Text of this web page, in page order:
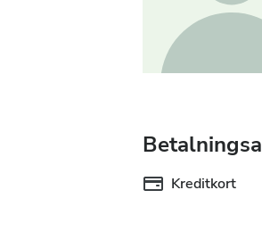
Kreditkort